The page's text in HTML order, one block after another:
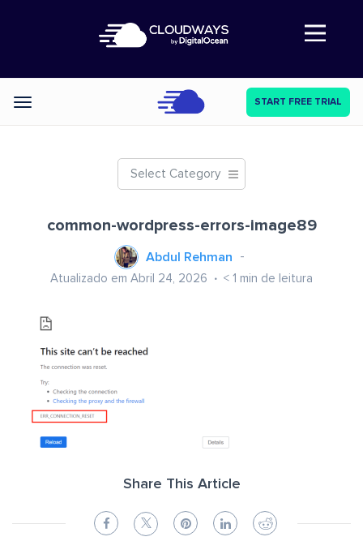
Abre a navegação
Categories START FREE TRIAL
Select Category
common-wordpress-errors-image89
Abdul Rehman
Atualizado em Abril 24, 2026 < 1 min de leitura
Share This Article